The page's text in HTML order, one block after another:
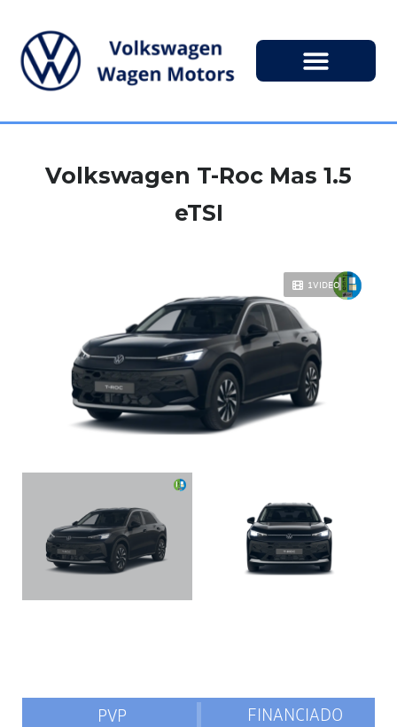
Volkswagen T-Roc Mas 1.5
eTSI
1VIDEO
PVP FINANCIADO